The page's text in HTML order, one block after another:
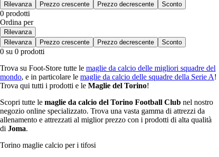
Rilevanza
Prezzo crescente Prezzo decrescente Sconto
0 prodotti
Ordina per
Rilevanza
Rilevanza
Prezzo crescente Prezzo decrescente Sconto
0 su 0 prodotti
Trova su Foot-Store tutte le maglie da calcio delle migliori squadre del
mondo, e in particolare le maglie da calcio delle squadre della Serie A!
Trova qui tutti i prodotti e le Maglie del Torino!
Scopri tutte le maglie da calcio del Torino Football Club nel nostro
negozio online specializzato. Trova una vasta gamma di attrezzi da
allenamento e attrezzati al miglior prezzo con i prodotti di alta qualità
di Joma.
Torino maglie calcio per i tifosi